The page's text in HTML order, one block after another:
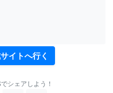
イトへ行く
シェアしよう！